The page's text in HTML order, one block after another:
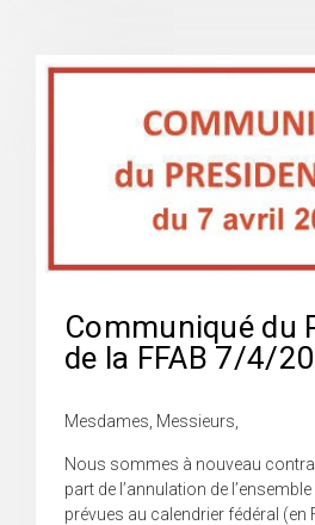
Communiqué du
de la FFAB 7/4/
Mesdames, Messieurs,
Nous sommes à nouveau
part de l’annulation de
prévues au calendrier fédéral (en